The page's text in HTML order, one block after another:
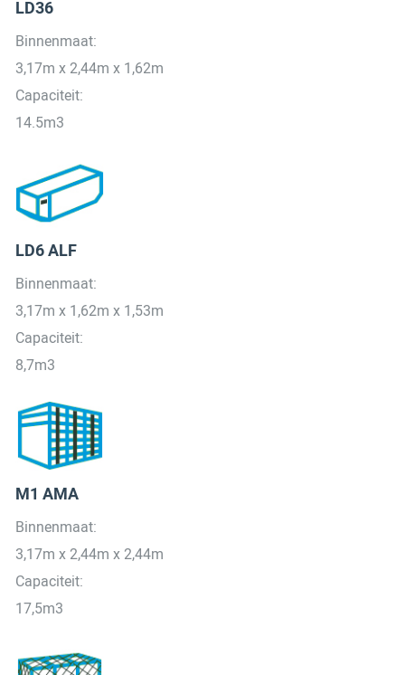
LD36
Binnenmaat:
3,17m x 2,44m x 1,62m
Capaciteit:
14.5m3
LD6 ALF
Binnenmaat:
3,17m x 1,62m x 1,53m
Capaciteit:
8,7m3
M1 AMA
Binnenmaat:
3,17m x 2,44m x 2,44m
Capaciteit:
17,5m3